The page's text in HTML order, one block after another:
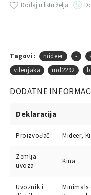
Dodaj u listu želja
Tagovi: mideer -
vilenjaka
md2292
DODATNE
Deklaracija
Proizvođač Mideer,
Zemlja
uvoza
Kina
Uvoznik i
Minimals